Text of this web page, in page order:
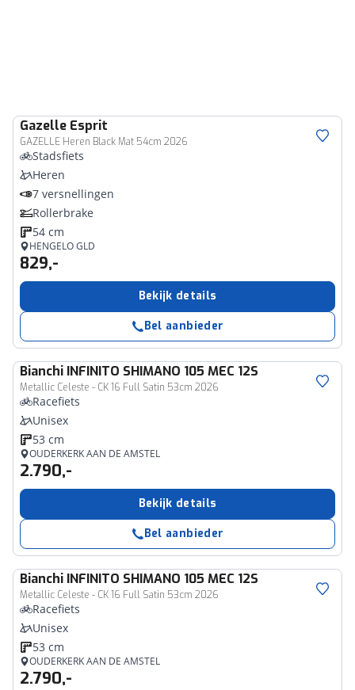
Gazelle Esprit
GAZELLE Heren Black Mat 54cm 2026
Stadsfiets
Heren
7 versnellingen
Rollerbrake
54 cm
HENGELO GLD
829,-
Bekijk details
Bel aanbieder
Bianchi INFINITO SHIMANO 105 MEC 12S
Metallic Celeste - CK 16 Full Satin 53cm 2026
Racefiets
Unisex
53 cm
OUDERKERK AAN DE AMSTEL
2.790,-
Bekijk details
Bel aanbieder
Bianchi INFINITO SHIMANO 105 MEC 12S
Metallic Celeste - CK 16 Full Satin 53cm 2026
Racefiets
Unisex
53 cm
OUDERKERK AAN DE AMSTEL
2.790,-